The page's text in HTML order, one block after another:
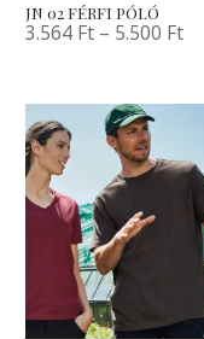
JN 02 FÉRFI PÓLÓ
3.564 Ft – 5.500 Ft